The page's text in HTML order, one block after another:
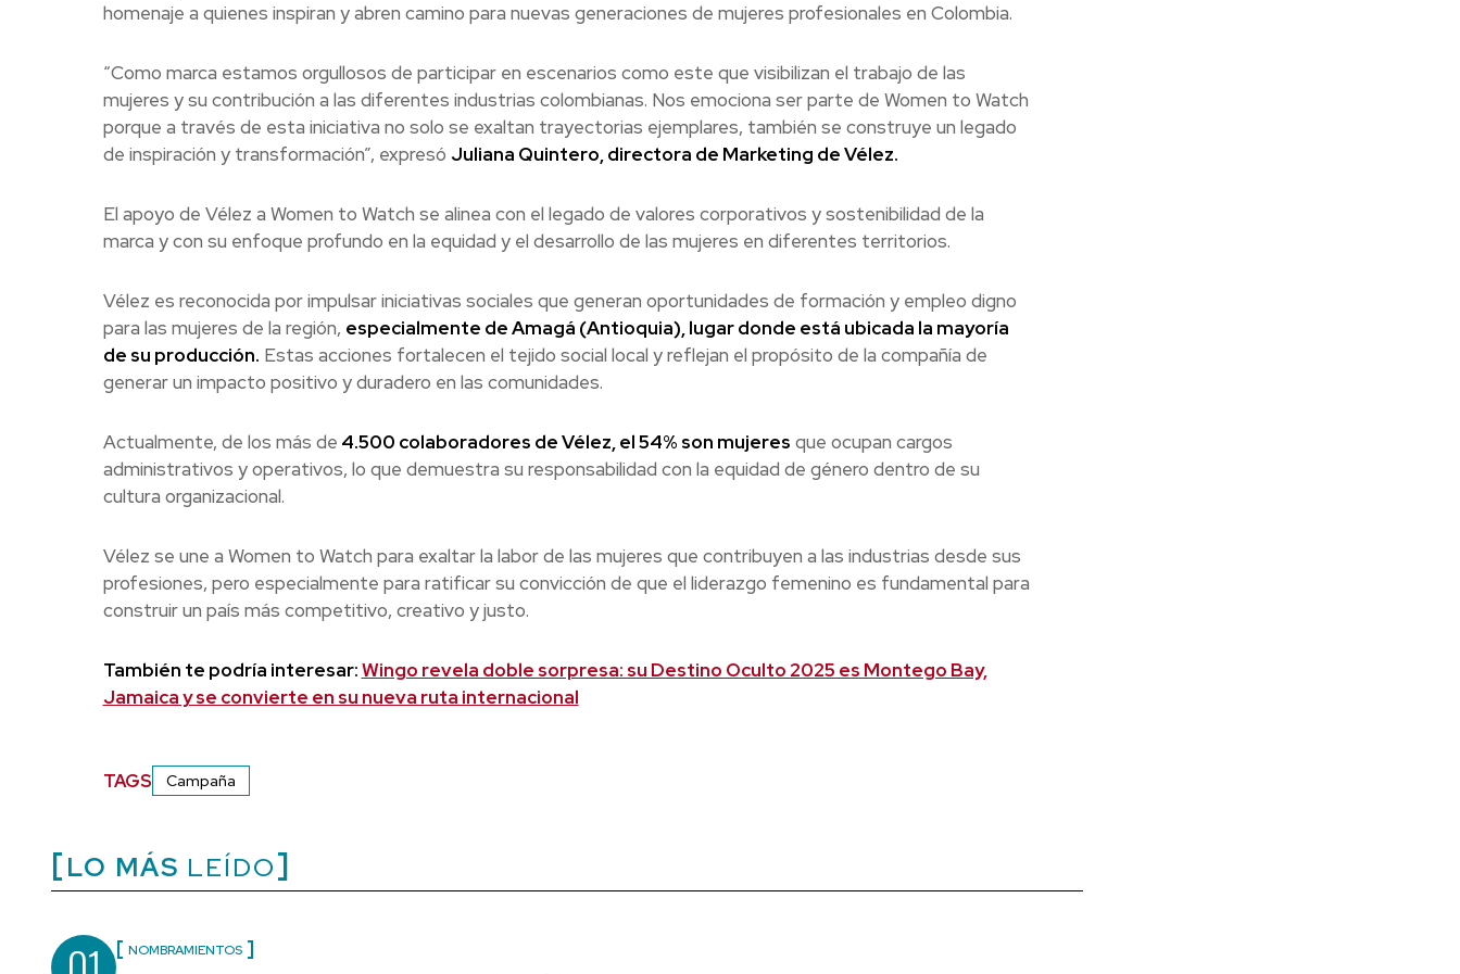
homenaje a quienes inspiran y abren camino para nuevas generaciones de mujeres profesionales en Colombia.
“Como marca estamos orgullosos de participar en escenarios como este que visibilizan el trabajo de las
mujeres y su contribución a las diferentes industrias colombianas. Nos emociona ser parte de Women to Watch
porque a través de esta iniciativa no solo se exaltan trayectorias ejemplares, también se construye un legado
de inspiración y transformación”, expresó Juliana Quintero, directora de Marketing de Vélez.
El apoyo de Vélez a Women to Watch se alinea con el legado de valores corporativos y sostenibilidad de la
marca y con su enfoque profundo en la equidad y el desarrollo de las mujeres en diferentes territorios.
Vélez es reconocida por impulsar iniciativas sociales que generan oportunidades de formación y empleo digno
para las mujeres de la región, especialmente de Amagá (Antioquia), lugar donde está ubicada la mayoría
de su producción. Estas acciones fortalecen el tejido social local y reflejan el propósito de la compañía de
generar un impacto positivo y duradero en las comunidades.
Actualmente, de los más de 4.500 colaboradores de Vélez, el 54% son mujeres que ocupan cargos
administrativos y operativos, lo que demuestra su responsabilidad con la equidad de género dentro de su
cultura organizacional.
Vélez se une a Women to Watch para exaltar la labor de las mujeres que contribuyen a las industrias desde sus
profesiones, pero especialmente para ratificar su convicción de que el liderazgo femenino es fundamental para
construir un país más competitivo, creativo y justo.
También te podría interesar:Wingo revela doble sorpresa: su Destino Oculto 2025 es Montego Bay,
Jamaica y se convierte en su nueva ruta internacional
TAGS Campaña
LO MÁS LEÍDO
NOMBRAMIENTOS